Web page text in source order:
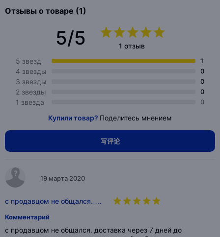
Отзывы о товаре (1)
5/5
1 отзыв
5 звезд
1
4 звезды 0
3 звезды 0
2 звезды 0
1 звезда 0
Купили товар? Поделитесь мнением
写评论
19 марта 2020
с продавцом не общался. …
Комментарий
с продавцом не общался. доставка через 7 дней до